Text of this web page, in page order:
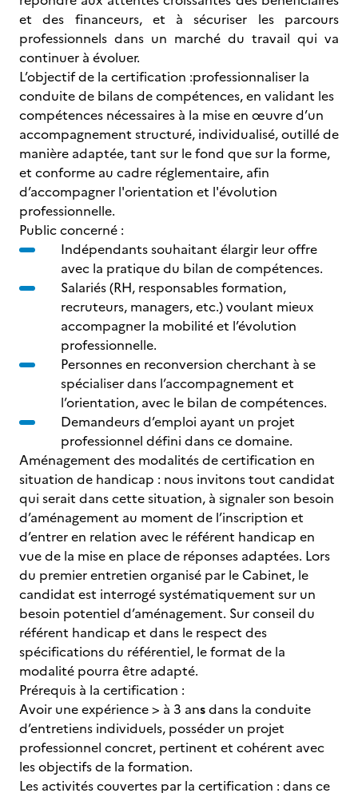
et des financeurs, et à sécuriser les parcours
professionnels dans un marché du travail qui va
continuer à évoluer.
L’objectif de la certification :professionnaliser la
conduite de bilans de compétences, en validant les
compétences nécessaires à la mise en œuvre d’un
accompagnement structuré, individualisé, outillé de
manière adaptée, tant sur le fond que sur la forme,
et conforme au cadre réglementaire, afin
d’accompagner l'orientation et l'évolution
professionnelle.
Public concerné :
Indépendants souhaitant élargir leur offre
avec la pratique du bilan de compétences.
Salariés (RH, responsables formation,
recruteurs, managers, etc.) voulant mieux
accompagner la mobilité et l’évolution
professionnelle.
Personnes en reconversion cherchant à se
spécialiser dans l’accompagnement et
l’orientation, avec le bilan de compétences.
Demandeurs d’emploi ayant un projet
professionnel défini dans ce domaine.
Aménagement des modalités de certification en
situation de handicap : nous invitons tout candidat
qui serait dans cette situation, à signaler son besoin
d’aménagement au moment de l’inscription et
d’entrer en relation avec le référent handicap en
vue de la mise en place de réponses adaptées. Lors
du premier entretien organisé par le Cabinet, le
candidat est interrogé systématiquement sur un
besoin potentiel d’aménagement. Sur conseil du
référent handicap et dans le respect des
spécifications du référentiel, le format de la
modalité pourra être adapté.
Prérequis à la certification :
Avoir une expérience > à 3 ansdans la conduite
d’entretiens individuels, posséder un projet
professionnel concret, pertinent et cohérent avec
les objectifs de la formation.
Les activités couvertes par la certification : dans ce